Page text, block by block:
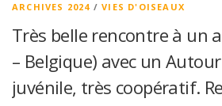
ARCHIVES 2024 /VIES D'OISEAUX
Très belle rencontre à un
– Belgique) avec un
juvénile, très coopératif.